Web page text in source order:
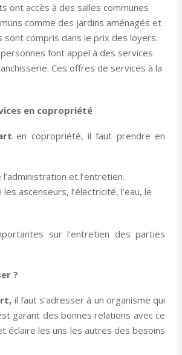
ont accès à des salles communes
comme des jardins aménagés et
sont compris dans le prix des loyers.
font appel à des services
Ces offres de services à la
en copropriété
en copropriété, il faut prendre en
et l’entretien.
ascenseurs, l’électricité, l’eau, le
sur l’entretien des parties
?
il faut s’adresser à un organisme qui
garant des bonnes relations avec ce
éclaire les uns les autres des besoins